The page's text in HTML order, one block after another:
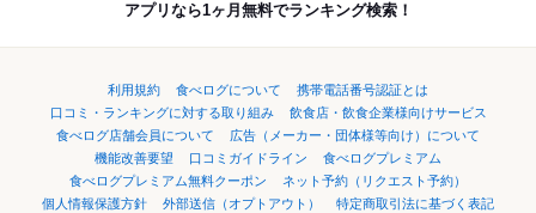
アプリなら1ヶ月無料でランキング検索！
利用規約 食べログについて
携帯電話番号認証とは
口コミ・ランキングに対する取り組み
飲食店・飲食企業様向けサービス
食べログ店舗会員について
広告（メーカー・団体様等向け）について
機能改善要望
口コミガイドライン
食べログプレミアム
食べログプレミアム無料クーポン
ネット予約（リクエスト予約）
個人情報保護方針
外部送信（オプトアウト）
特定商取引法に基づく表記